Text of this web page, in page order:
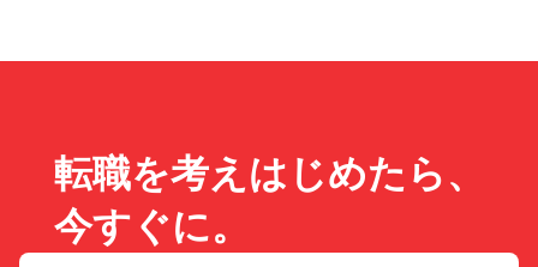
転職を考えはじめたら、
今すぐに。